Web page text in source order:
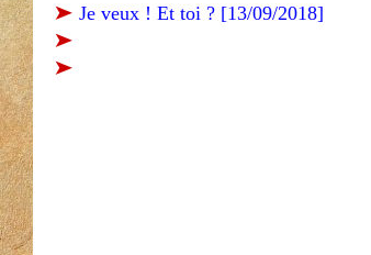
➤ Je veux ! Et toi ? [13/09/2018]
➤
➤